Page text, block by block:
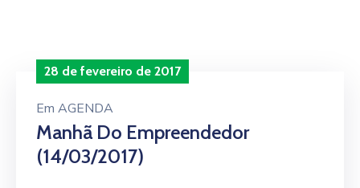
28 de fevereiro de 2017
Em AGENDA
Manhã Do Empreendedor
(14/03/2017)